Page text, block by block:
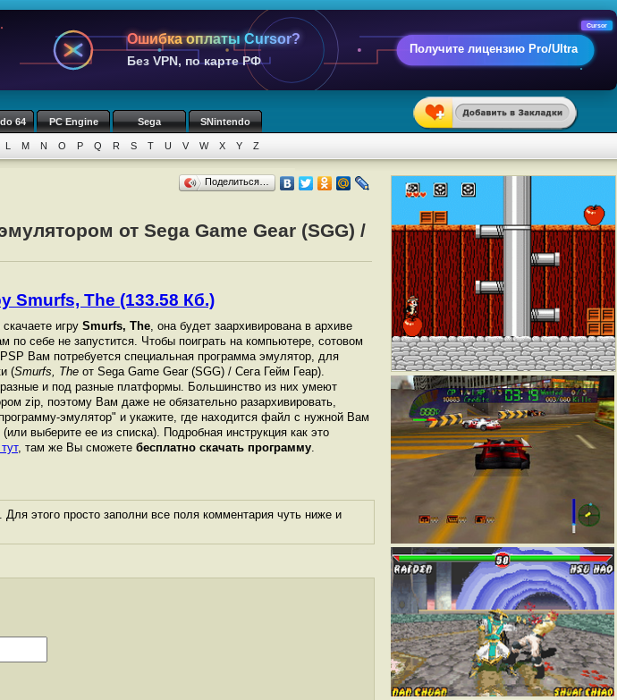
Ошибка оплаты Cursor?
Без VPN, по карте РФ
Получите лицензию Pro/Ultra
Cursor
64 PC Engine Sega SNintendo
L M N O P Q R S T U V W X Y Z
Поделиться…
от Sega Game Gear (SGG) /
Smurfs, The (133.58 Кб.)
игру Smurfs, The, она будет заархивирована в архиве
по себе не запустится. Чтобы поиграть на компьютере, сотовом
Вам потребуется специальная программа эмулятор, для
(Smurfs, The от Sega Game Gear (SGG) / Сега Гейм Геар).
и под разные платформы. Большинство из них умеют
zip, поэтому Вам даже не обязательно разархивировать,
эмулятор" и укажите, где находится файл с нужной Вам
(или выберите ее из списка). Подробная инструкция как это
, там же Вы сможете бесплатно скачать программу.
этого просто заполни все поля комментария чуть ниже и